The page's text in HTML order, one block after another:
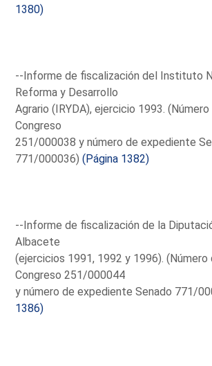
1380)
--Informe de fiscalización del Instituto
Reforma y Desarrollo
Agrario (IRYDA), ejercicio 1993.
Congreso
251/000038 y número de expediente
771/000036)(Página 1382)
--Informe de fiscalización de la
Albacete
(ejercicios 1991, 1992 y 1996).
Congreso 251/000044
y número de expediente Senado 771/
1386)